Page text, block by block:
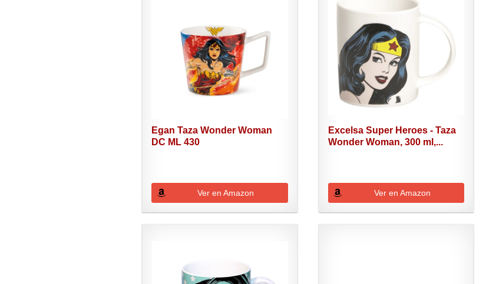
Egan Taza Wonder Woman
DC ML 430
Ver en Amazon
Excelsa Super Heroes - Taza
Wonder Woman, 300 ml,...
Ver en Amazon